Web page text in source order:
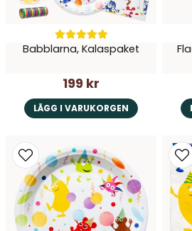
Babblarna, Kalaspaket
199 kr
LÄGG I VARUKORGEN